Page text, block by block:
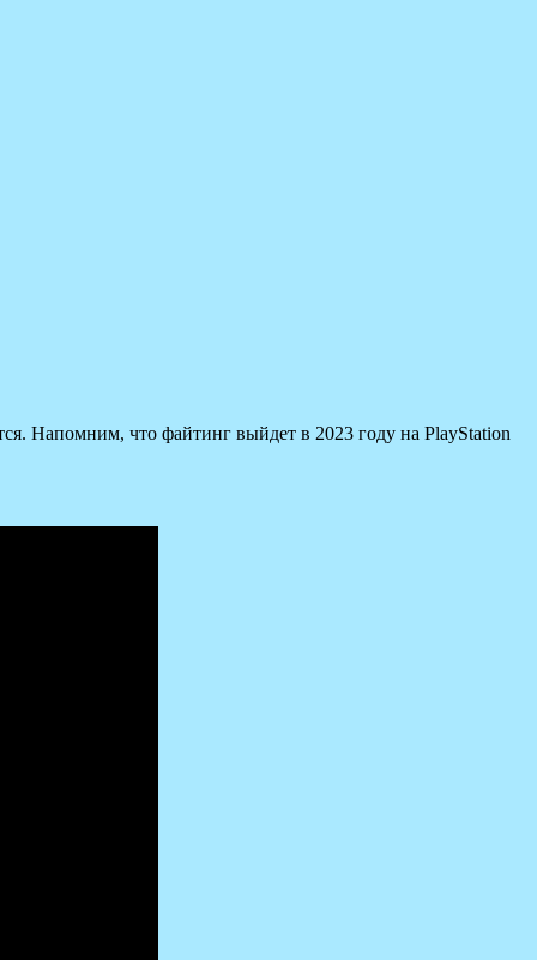
Напомним, что файтинг выйдет в 2023 году на PlayStation